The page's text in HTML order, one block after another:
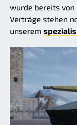
wurde bereits von
Verträge stehen
unserem